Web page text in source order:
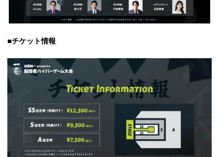
■チケット情報